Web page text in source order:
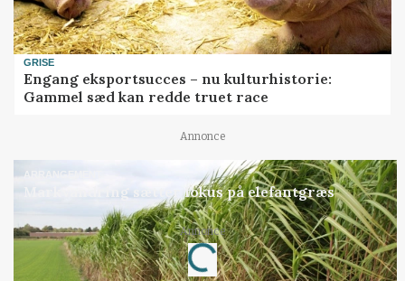
GRISE
Engang eksportsucces – nu kulturhistorie:
Gammel sæd kan redde truet race
Annonce
ARRANGEMENT
Markvandring sætter fokus på elefantgræs
Annonce
Loading...